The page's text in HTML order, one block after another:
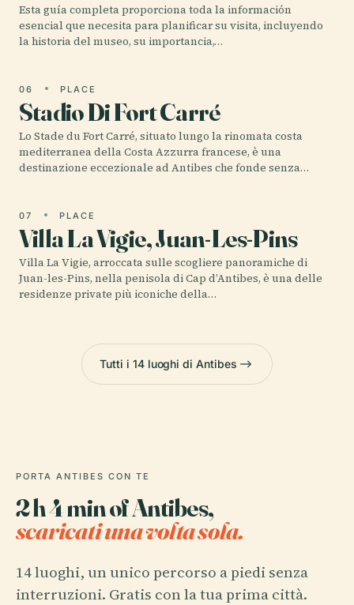
Esta guía completa proporciona toda la información
esencial que necesita para planificar su visita, incluyendo
la historia del museo, su importancia,…
06 PLACE
Stadio Di Fort Carré
Lo Stade du Fort Carré, situato lungo la rinomata costa
mediterranea della Costa Azzurra francese, è una
destinazione eccezionale ad Antibes che fonde senza…
07 PLACE
Villa La Vigie, Juan-Les-Pins
Villa La Vigie, arroccata sulle scogliere panoramiche di
Juan-les-Pins, nella penisola di Cap d’Antibes, è una delle
residenze private più iconiche della…
Tutti i 14 luoghi di Antibes
PORTA ANTIBES CON TE
2 h 4 min of Antibes,
scaricati una volta sola.
14 luoghi, un unico percorso a piedi senza
interruzioni. Gratis con la tua prima città.